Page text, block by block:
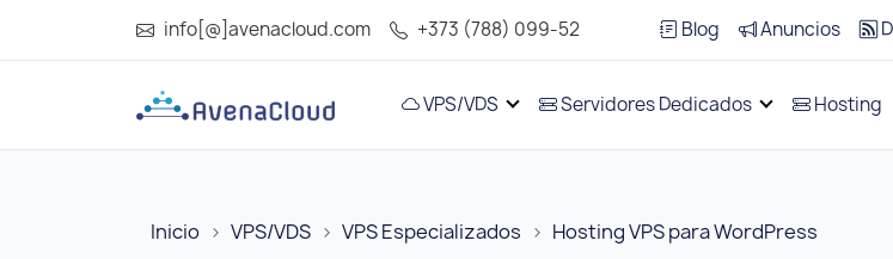
info[@]avenacloud.com +373 (788) 099-52 Blog Anuncios
VPS/VDS Servidores Dedicados Hosting
Inicio VPS/VDS VPS Especializados Hosting VPS para WordPress